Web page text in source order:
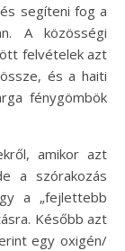
segíteni fog a
A közösségi
felvételek azt
és a haiti
fénygömbök
amikor azt
a szórakozás
a „fejlettebb
Később azt
egy oxigén/